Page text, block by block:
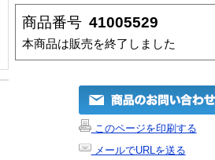
商品番号 41005529
本商品は販売を終了しました
このページを印刷する
メールでURLを送る